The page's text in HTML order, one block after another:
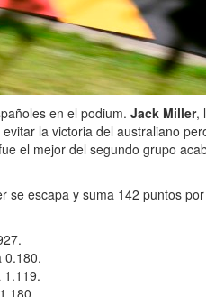
en el podium. Jack Miller,
la victoria del australiano
el mejor del segundo grupo
se escapa y suma 142 puntos
0.180.
1.119.